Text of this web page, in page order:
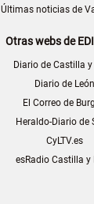
Últimas noticias de
Otras webs de
Diario de Castilla y
Diario de León
El Correo de
Heraldo-Diario de
CyLTV.es
esRadio Castilla y